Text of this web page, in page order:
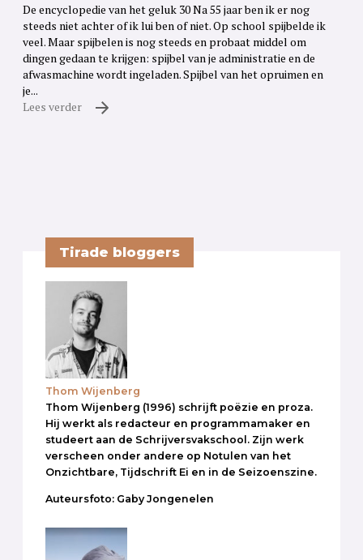
De encyclopedie van het geluk 30 Na 55 jaar ben ik er nog
steeds niet achter of ik lui ben of niet. Op school spijbelde ik
veel. Maar spijbelen is nog steeds en probaat middel om
dingen gedaan te krijgen: spijbel van je administratie en de
afwasmachine wordt ingeladen. Spijbel van het opruimen en
je...
Lees verder
Tirade bloggers
Thom Wijenberg
Thom Wijenberg (1996) schrijft poëzie en proza.
Hij werkt als redacteur en programmamaker en
studeert aan de Schrijversvakschool. Zijn werk
verscheen onder andere op Notulen van het
Onzichtbare, Tijdschrift Ei en in de Seizoenszine.
Auteursfoto: Gaby Jongenelen